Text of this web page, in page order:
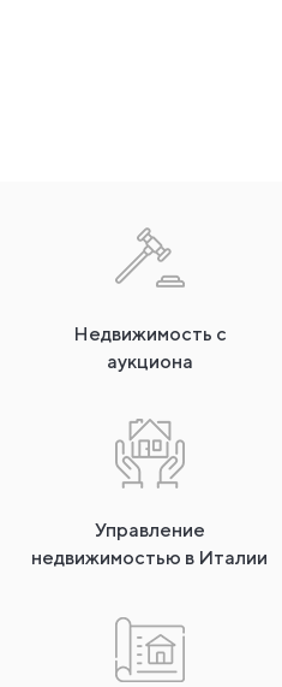
Недвижимость с
аукциона
Управление
недвижимостью в Италии